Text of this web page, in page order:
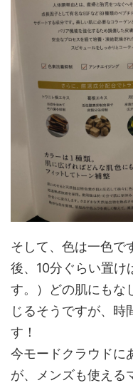
そして、色は一色で
後、10分ぐらい置け
す。）どの肌にもな
じるそうですが、時
す！
今モードクラウドに
が、メンズも使える